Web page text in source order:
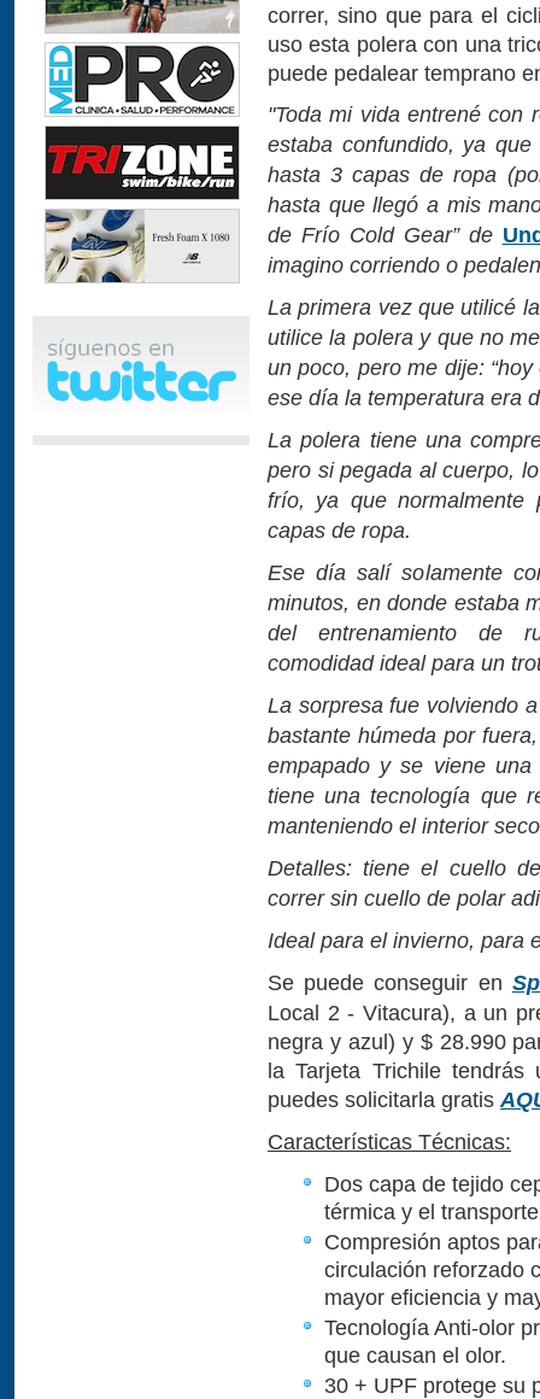
correr, sino que para el
uso esta polera con una
puede pedalear temprano
"Toda mi vida entrené con
estaba confundido, ya
hasta 3 capas de ropa
hasta que llegó a mis
de Frío Cold Gear” de
imagino corriendo o
La primera vez que utilicé
utilice la polera y que no
un poco, pero me dije:
ese día la temperatura era
La polera tiene una
pero si pegada al cuerpo,
frío, ya que normalmente
capas de ropa.
Ese día salí solamente
minutos, en donde estaba
del entrenamiento de
comodidad ideal para un
La sorpresa fue volviendo
bastante húmeda por
empapado y se viene
tiene una tecnología que
manteniendo el interior
Detalles: tiene el cuello
correr sin cuello de polar
Ideal para el invierno, para
Se puede conseguir en
Local 2 - Vitacura), a un
negra y azul) y $ 28.990
la Tarjeta Trichile
puedes solicitarla gratis
Características Técnicas:
Dos capa de tejido
térmica y el
Compresión aptos
circulación reforzado
mayor eficiencia y
Tecnología Anti-olor
que causan el olor.
30 + UPF protege su